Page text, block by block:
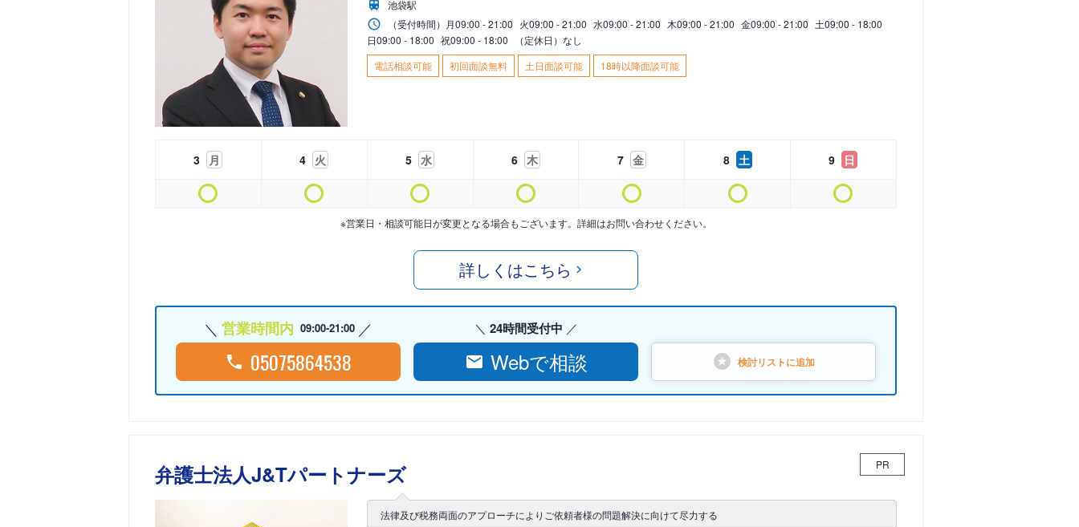
池袋駅
（受付時間） 月09:00 - 21:00 火09:00 - 21:00 水09:00 - 21:00 木09:00 - 21:00 金09:00 - 21:00 土09:00 - 18:00
日09:00 - 18:00 祝09:00 - 18:00
（定休日）なし
電話相談可能
初回面談無料 土日面談可能 18時以降面談可能
3 月 4 火 5 水 6 木 7 金 8 土 9 日
※営業日・相談可能日が変更となる場合もございます。詳細はお問い合わせください。
詳しくはこちら
営業時間内 09:00-21:00
05075864538
24時間受付中
Webで相談 検討リストに追加
弁護士法人J&Tパートナーズ PR
法律及び税務両面のアプローチによりご依頼者様の問題解決に向けて尽力する